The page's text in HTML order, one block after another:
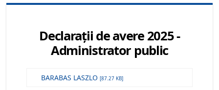
Declarații de avere 2025 -
Administrator public
BARABAS LASZLO[87.27 KB]